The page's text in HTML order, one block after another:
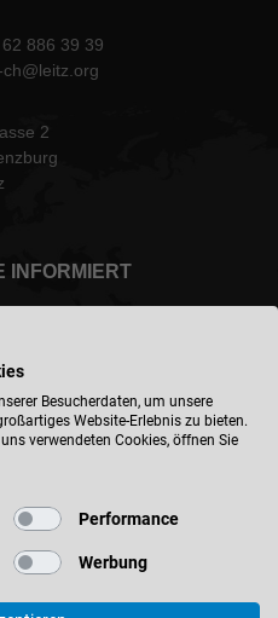
886 39 39
2
INFORMIERT
- deutsch
Besucherdaten, um unsere
Website-Erlebnis zu bieten.
verwendeten Cookies, öffnen Sie
Performance
Werbung